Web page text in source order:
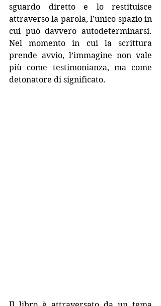
sguardo diretto e lo restituisce
attraverso la parola, l’unico spazio in
cui può davvero autodeterminarsi.
Nel momento in cui la scrittura
prende avvio, l’immagine non vale
più come testimonianza, ma come
detonatore di significato.